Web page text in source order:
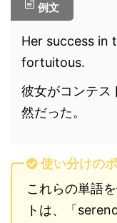
例文
Her success in
fortuitous.
彼女がコンテス
然だった。
使い分けの
これらの単語
トは、「